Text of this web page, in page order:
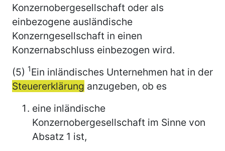
Konzernobergesellschaft oder als
einbezogene ausländische
Konzerngesellschaft in einen
Konzernabschluss einbezogen wird.
(5) 1Ein inländisches Unternehmen hat in der
Steuererklärung anzugeben, ob es
eine inländische
Konzernobergesellschaft im Sinne von
Absatz 1 ist,